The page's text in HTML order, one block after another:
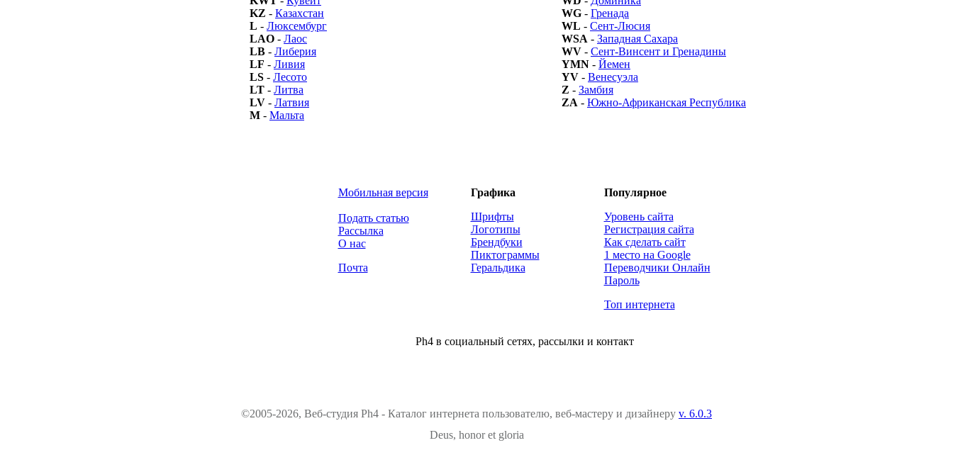
KZ - Казахстан
L - Люксембург
LAO - Лаос
LB - Либерия
LF - Ливия
LS - Лесото
LT - Литва
LV - Латвия
M - Мальта
WG - Гренада
WL - Сент-Люсия
WSA - Западная Сахара
WV - Сент-Винсент и Гренадины
YMN - Йемен
YV - Венесуэла
Z - Замбия
ZA - Южно-Африканская Республика
Мобильная версия
Подать статью
Рассылка
О нас
Почта
Графика
Шрифты
Логотипы
Брендбуки
Пиктограммы
Геральдика
Популярное
Уровень сайта
Регистрация сайта
Как сделать сайт
1 место на Google
Переводчики Онлайн
Пароль
Топ интернета
Ph4 в социальный сетях, рассылки и контакт
©2005-2026, Веб-студия Ph4 - Каталог интернета пользователю, веб-мастеру и дизайнеру v. 6.0.3
Deus, honor et gloria